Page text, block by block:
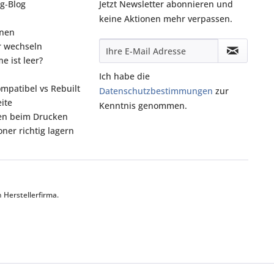
wechseln
ist leer?
vs Rebuilt
beim Drucken
richtig lagern
Jetzt Newsletter abonnieren und
keine Aktionen mehr verpassen.
Ich habe die
Datenschutzbestimmungen zur
Kenntnis genommen.
Herstellerfirma.